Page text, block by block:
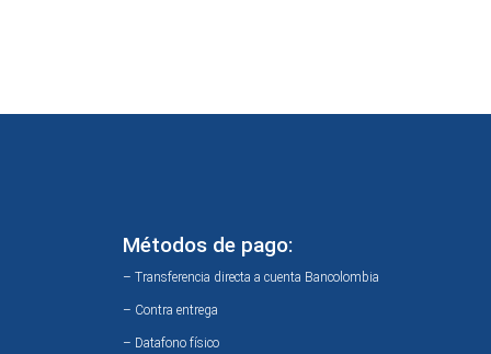
Métodos de pago:
– Transferencia directa a cuenta Bancolombia
– Contra entrega
– Datafono físico